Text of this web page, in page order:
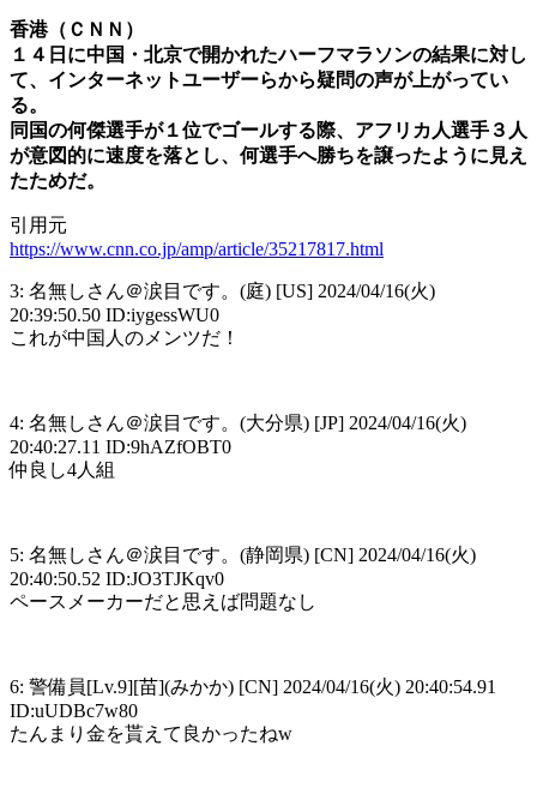
香港（ＣＮＮ）
１４日に中国・北京で開かれたハーフマラソンの結果に対し
て、インターネットユーザーらから疑問の声が上がってい
る。
同国の何傑選手が１位でゴールする際、アフリカ人選手３人
が意図的に速度を落とし、何選手へ勝ちを譲ったように見え
たためだ。
引用元
https://www.cnn.co.jp/amp/article/35217817.html
3: 名無しさん＠涙目です。(庭) [US] 2024/04/16(火)
20:39:50.50 ID:iygessWU0
これが中国人のメンツだ！
4: 名無しさん＠涙目です。(大分県) [JP] 2024/04/16(火)
20:40:27.11 ID:9hAZfOBT0
仲良し4人組
5: 名無しさん＠涙目です。(静岡県) [CN] 2024/04/16(火)
20:40:50.52 ID:JO3TJKqv0
ペースメーカーだと思えば問題なし
6: 警備員[Lv.9][苗](みかか) [CN] 2024/04/16(火) 20:40:54.91
ID:uUDBc7w80
たんまり金を貰えて良かったねw